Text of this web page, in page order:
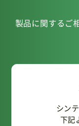
製品に関するご
シン
下記